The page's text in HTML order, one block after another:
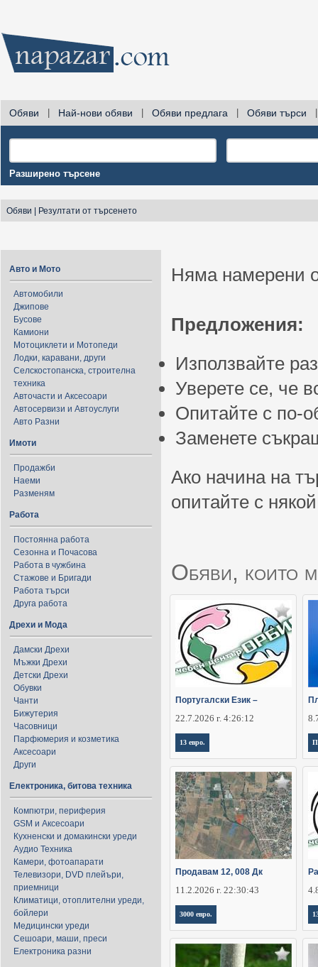
Обяви Най-нови обяви Обяви предлага Обяви търси
Разширено търсене
Обяви Резултати от търсенето
Авто и Мото
Автомобили
Джипове
Бусове
Камиони
Мотоциклети и Мотопеди
Лодки, каравани, други
Селскостопанска, строителна
техника
Авточасти и Аксесоари
Автосервизи и Автоуслуги
Авто Разни
Имоти
Продажби
Наеми
Разменям
Работа
Постоянна работа
Сезонна и Почасова
Работа в чужбина
Стажове и Бригади
Работа търси
Друга работа
Дрехи и Мода
Дамски Дрехи
Мъжки Дрехи
Детски Дрехи
Обувки
Чанти
Бижутерия
Часовници
Парфюмерия и козметика
Аксесоари
Други
Електроника, битова техника
Компютри, периферия
GSM и Аксесоари
Кухненски и домакински уреди
Аудио Техника
Камери, фотоапарати
Телевизори, DVD плейъри,
приемници
Климатици, отоплителни уреди,
бойлери
Медицински уреди
Сешоари, маши, преси
Електроника разни
Няма намерени
Предложения:
Използвайте
Уверете се, че
Опитайте с по-
Заменете
Ако начина на
опитайте с
Обяви, които
Португалски Език –
22.7.2026 г. 4:26:12
13 евро.
Продавам 12, 008 Дк
11.2.2026 г. 22:30:43
3000 евро.